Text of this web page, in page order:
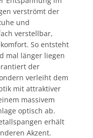
verströmt der
und
verstellbar,
So entsteht
mal länger liegen
der
verleiht dem
mit attraktiver
massivem
optisch ab.
erhält
Akzent.